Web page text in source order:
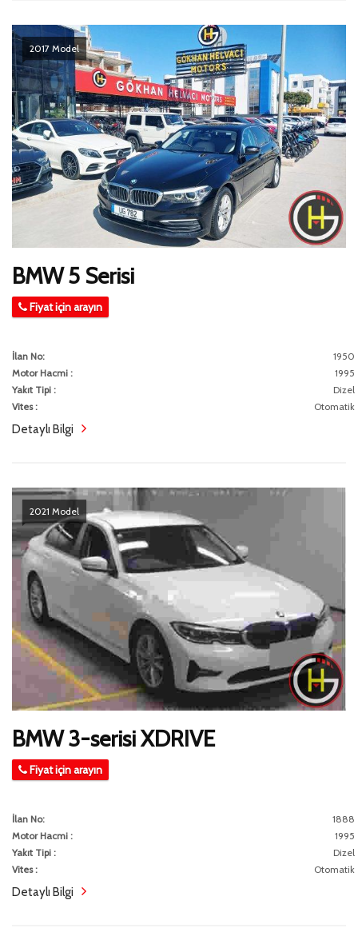
2017 Model
BMW 5 Serisi
Fiyat için arayın
İlan No:
1950
Motor Hacmi :
1995
Yakıt Tipi :
Dizel
Vites :
Otomatik
Detaylı Bilgi
2021 Model
BMW 3-serisi XDRIVE
Fiyat için arayın
İlan No:
1888
Motor Hacmi :
1995
Yakıt Tipi :
Dizel
Vites :
Otomatik
Detaylı Bilgi